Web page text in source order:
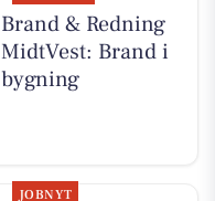
Brand & Redning
MidtVest: Brand i
bygning
JOBNYT